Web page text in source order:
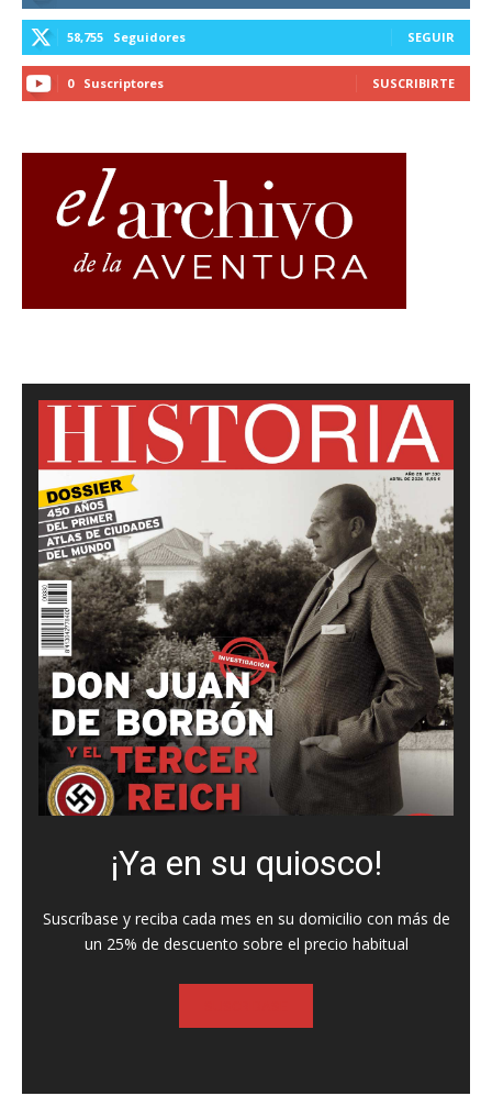
58,755 Seguidores SEGUIR
0 Suscriptores SUSCRIBIRTE
¡Ya en su quiosco!
Suscríbase y reciba cada mes en su domicilio con más de
un 25% de descuento sobre el precio habitual